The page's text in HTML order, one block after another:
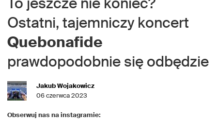
Ostatni, tajemniczy koncert
Quebonafide
prawdopodobnie się odbędzie
Jakub Wojakowicz
06 czerwca 2023
Obserwuj nas na instagramie: